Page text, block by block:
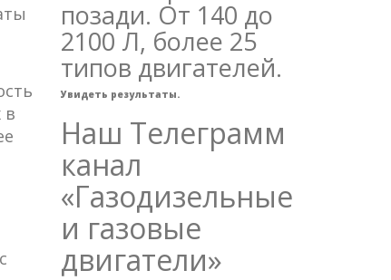
в
позади. От 140 до
2100 Л, более 25
типов двигателей.
Увидеть результаты.
Наш Телеграмм
канал
«Газодизельные
и газовые
двигатели»